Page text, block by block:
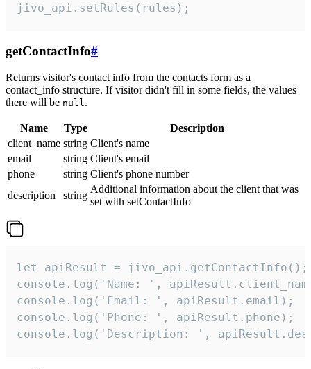
jivo_api.setRules(rules);
getContactInfo#
Returns visitor's contact info from the contacts form as a
contact_info structure. If visitor didn't fill in some fields, the values
there will be null.
Name Type
Description
client_name string Client's name
email
string Client's email
phone
string Client's phone number
description
string
Additional information about the client that was
set with setContactInfo
let apiResult = jivo_api.getContactInfo();
console.log('Name: ',
console.log('Email: ', apiResult.email);
console.log('Phone: ', apiResult.phone);
console.log('Description: ',